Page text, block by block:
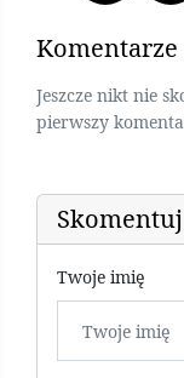
Komentarze
Jeszcze nikt nie
pierwszy
Skomentuj
Twoje imię